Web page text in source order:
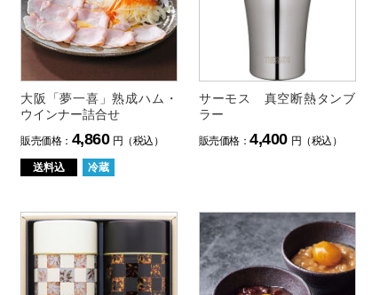
大阪「夢一喜」熟成ハム・
ウインナー詰合せ
販売価格： 4,860 円（税込）
送料込 冷蔵
サーモス 真空断熱タンブ
ラー
販売価格：4,400 円（税込）